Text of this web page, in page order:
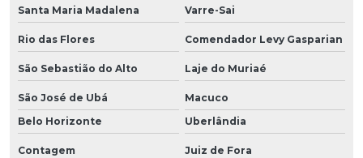
Santa Maria Madalena Varre-Sai
Rio das Flores Comendador Levy Gasparian
São Sebastião do Alto Laje do Muriaé
São José de Ubá
Macuco
Belo Horizonte
Uberlândia
Contagem Juiz de Fora